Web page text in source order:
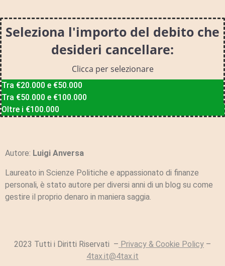
Seleziona l'importo del debito che
desideri cancellare:
Clicca per selezionare
Tra €20.000 e €50.000
Tra €50.000 e €100.000
Oltre i €100.000
Autore: Luigi Anversa
Laureato in Scienze Politiche e appassionato di finanze
personali, è stato autore per diversi anni di un blog su come
gestire il proprio denaro in maniera saggia.
2023 Tutti i Diritti Riservati – Privacy & Cookie Policy –
4tax.it@4tax.it